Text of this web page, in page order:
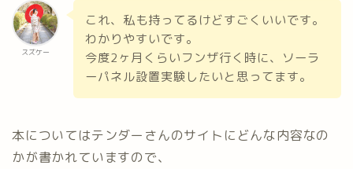
スズケー
これ、私も持ってるけどすごくいいです。
わかりやすいです。
今度2ヶ月くらいフンザ行く時に、ソーラ
ーパネル設置実験したいと思ってます。
本についてはテンダーさんのサイトにどんな内容なの
かが書かれていますので、